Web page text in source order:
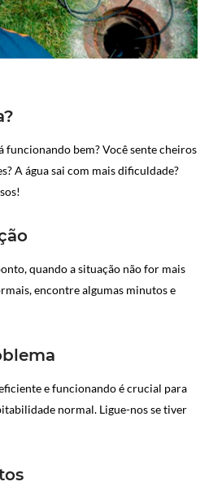
funcionando bem? Você sente cheiros
A água sai com mais dificuldade?
quando a situação não for mais
encontre algumas minutos e
e funcionando é crucial para
normal. Ligue-nos se tiver